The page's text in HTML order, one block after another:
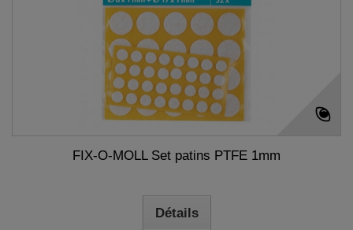
FIX-O-MOLL Set patins PTFE 1mm
Détails